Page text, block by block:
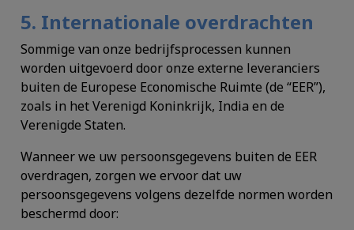
5. Internationale overdrachten
Sommige van onze bedrijfsprocessen kunnen
worden uitgevoerd door onze externe leveranciers
buiten de Europese Economische Ruimte (de “EER”),
zoals in het Verenigd Koninkrijk, India en de
Verenigde Staten.
Wanneer we uw persoonsgegevens buiten de EER
overdragen, zorgen we ervoor dat uw
persoonsgegevens volgens dezelfde normen worden
beschermd door: